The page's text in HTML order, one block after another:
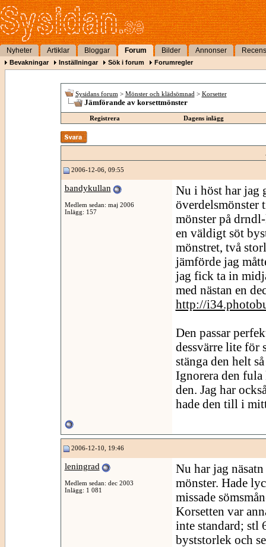
Nyheter Artiklar Bloggar Forum Bilder Annonser
Bevakningar Inställningar Sök i forum Forumregler
Sysidans forum > Mönster och klädsömnad > Korsetter
Jämförande av korsettmönster
Registrera Dagens inlägg
2006-12-06, 09:55
bandykullan
Medlem sedan: maj 2006
Inlägg: 157
Nu i höst har jag
överdelsmönster
mönster på
en väldigt söt
mönstret, två
jämförde jag
jag fick ta in
med nästan en
http://
Den passar
dessvärre lite för
stänga den helt
Ignorera den fula
den. Jag har
hade den till i
2006-12-10, 19:46
leningrad
Medlem sedan: dec 2003
Inlägg: 1 081
Nu har jag
mönster. Hade
missade
Korsetten var
inte standard; stl
byststorlek och